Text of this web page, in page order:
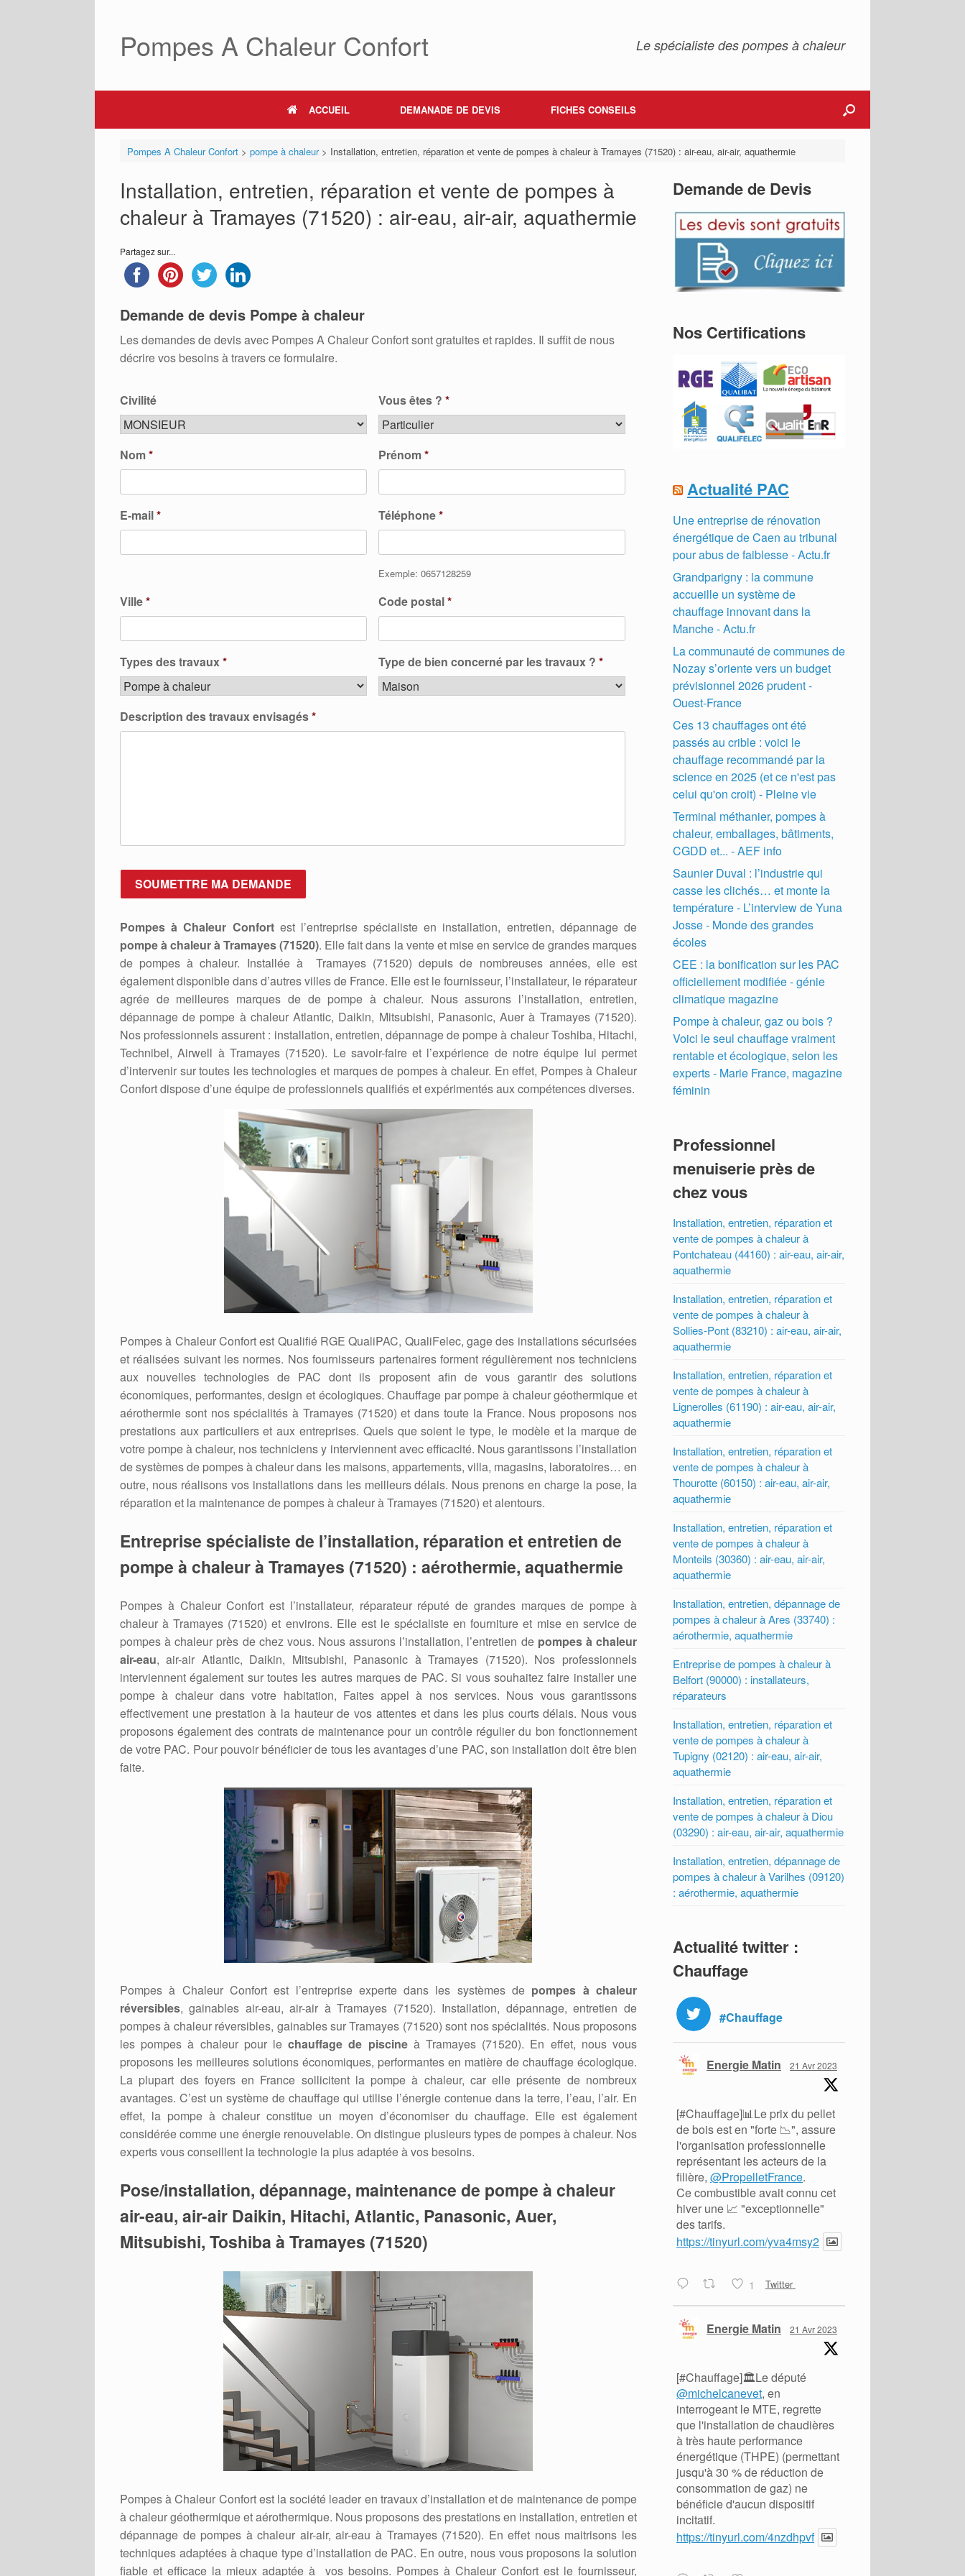
contentPompes A Chaleur Confort Le spécialiste des pompes à chaleur
ACCUEIL DEMANADE DE DEVIS FICHES CONSEILS
Pompes A Chaleur Confort> pompe à chaleur> Installation, entretien, réparation et vente de pompes à chaleur à Tramayes (71520) : air-eau, air-air, aquathermie
Installation, entretien, réparation et vente de pompes à
chaleur à Tramayes (71520) : air-eau, air-air, aquathermie
Partagez sur...
Demande de devis Pompe à chaleur
Les demandes de devis avec Pompes A Chaleur Confort sont gratuites et rapides. Il suffit de nous
décrire vos besoins à travers ce formulaire.
Civilité Vous êtes ? *
Nom* Prénom*
E-mail* Téléphone*
Exemple: 0657128259
Ville* Code postal*
Types des travaux* Type de bien concerné par les travaux ? *
Description des travaux envisagés*
Pompes à Chaleur Confortest l’entreprise spécialiste en installation, entretien, dépannage de
pompe à chaleur à Tramayes (71520). Elle fait dans la vente et mise en service de grandes marques
de pompes à chaleur. Installée à Tramayes (71520) depuis de nombreuses années, elle est
également disponible dans d’autres villes de France. Elle est le fournisseur, l’installateur, le réparateur
agrée de meilleures marques de de pompe à chaleur. Nous assurons l’installation, entretien,
dépannage de pompe à chaleur Atlantic, Daikin, Mitsubishi, Panasonic, Auer à Tramayes (71520).
Nos professionnels assurent : installation, entretien, dépannage de pompe à chaleur Toshiba, Hitachi,
Technibel, Airwell à Tramayes (71520). Le savoir-faire et l’expérience de notre équipe lui permet
d’intervenir sur toutes les technologies et marques de pompes à chaleur. En effet, Pompes à Chaleur
Confort dispose d’une équipe de professionnels qualifiés et expérimentés aux compétences diverses.
Pompes à Chaleur Confort est Qualifié RGE QualiPAC, QualiFelec, gage des installations sécurisées
et réalisées suivant les normes. Nos fournisseurs partenaires forment régulièrement nos techniciens
aux nouvelles technologies de PAC dont ils proposent afin de vous garantir des solutions
économiques, performantes, design et écologiques. Chauffage par pompe à chaleur géothermique et
aérothermie sont nos spécialités à Tramayes (71520) et dans toute la France. Nous proposons nos
prestations aux particuliers et aux entreprises. Quels que soient le type, le modèle et la marque de
votre pompe à chaleur, nos techniciens y interviennent avec efficacité. Nous garantissons l’installation
de systèmes de pompes à chaleur dans les maisons, appartements, villa, magasins, laboratoires… en
outre, nous réalisons vos installations dans les meilleurs délais. Nous prenons en charge la pose, la
réparation et la maintenance de pompes à chaleur à Tramayes (71520) et alentours.
Entreprise spécialiste de l’installation, réparation et entretien de
pompe à chaleur à Tramayes (71520) : aérothermie, aquathermie
Pompes à Chaleur Confort est l’installateur, réparateur réputé de grandes marques de pompe à
chaleur à Tramayes (71520) et environs. Elle est le spécialiste en fourniture et mise en service de
pompes à chaleur près de chez vous. Nous assurons l’installation, l’entretien de pompes à chaleur
air-eau, air-air Atlantic, Daikin, Mitsubishi, Panasonic à Tramayes (71520). Nos professionnels
interviennent également sur toutes les autres marques de PAC. Si vous souhaitez faire installer une
pompe à chaleur dans votre habitation, Faites appel à nos services. Nous vous garantissons
effectivement une prestation à la hauteur de vos attentes et dans les plus courts délais. Nous vous
proposons également des contrats de maintenance pour un contrôle régulier du bon fonctionnement
de votre PAC. Pour pouvoir bénéficier de tous les avantages d’une PAC, son installation doit être bien
faite.
Pompes à Chaleur Confort est l’entreprise experte dans les systèmes de pompes à chaleur
réversibles, gainables air-eau, air-air à Tramayes (71520). Installation, dépannage, entretien de
pompes à chaleur réversibles, gainables sur Tramayes (71520) sont nos spécialités. Nous proposons
les pompes à chaleur pour lechauffage de piscineà Tramayes (71520). En effet, nous vous
proposons les meilleures solutions économiques, performantes en matière de chauffage écologique.
La plupart des foyers en France sollicitent la pompe à chaleur, car elle présente de nombreux
avantages. C’est un système de chauffage qui utilise l’énergie contenue dans la terre, l’eau, l’air. En
effet, la pompe à chaleur constitue un moyen d’économiser du chauffage. Elle est également
considérée comme une énergie renouvelable. On distingue plusieurs types de pompes à chaleur. Nos
experts vous conseillent la technologie la plus adaptée à vos besoins.
Pose/installation, dépannage, maintenance de pompe à chaleur
air-eau, air-air Daikin, Hitachi, Atlantic, Panasonic, Auer,
Mitsubishi, Toshiba à Tramayes (71520)
Pompes à Chaleur Confort est la société leader en travaux d’installation et de maintenance de pompe
à chaleur géothermique et aérothermique. Nous proposons des prestations en installation, entretien et
dépannage de pompes à chaleur air-air, air-eau à Tramayes (71520). En effet nous maitrisons les
techniques adaptées à chaque type d’installation de PAC. En outre, nous vous proposons la solution
fiable et efficace la mieux adaptée à vos besoins. Pompes à Chaleur Confort est le fournisseur,
Demande de Devis
Nos Certifications
Actualité PAC
Une entreprise de rénovation
énergétique de Caen au tribunal
pour abus de faiblesse - Actu.fr
Grandparigny : la commune
accueille un système de
chauffage innovant dans la
Manche - Actu.fr
La communauté de communes de
Nozay s’oriente vers un budget
prévisionnel 2026 prudent -
Ouest-France
Ces 13 chauffages ont été
passés au crible : voici le
chauffage recommandé par la
science en 2025 (et ce n'est pas
celui qu'on croit) - Pleine vie
Terminal méthanier, pompes à
chaleur, emballages, bâtiments,
CGDD et... - AEF info
Saunier Duval : l’industrie qui
casse les clichés… et monte la
température - L’interview de Yuna
Josse - Monde des grandes
écoles
CEE : la bonification sur les PAC
officiellement modifiée - génie
climatique magazine
Pompe à chaleur, gaz ou bois ?
Voici le seul chauffage vraiment
rentable et écologique, selon les
experts - Marie France, magazine
féminin
Professionnel
menuiserie près de
chez vous
Installation, entretien, réparation et
vente de pompes à chaleur à
Pontchateau (44160) : air-eau, air-air,
aquathermie
Installation, entretien, réparation et
vente de pompes à chaleur à
Sollies-Pont (83210) : air-eau, air-air,
aquathermie
Installation, entretien, réparation et
vente de pompes à chaleur à
Lignerolles (61190) : air-eau, air-air,
aquathermie
Installation, entretien, réparation et
vente de pompes à chaleur à
Thourotte (60150) : air-eau, air-air,
aquathermie
Installation, entretien, réparation et
vente de pompes à chaleur à
Monteils (30360) : air-eau, air-air,
aquathermie
Installation, entretien, dépannage de
pompes à chaleur à Ares (33740) :
aérothermie, aquathermie
Entreprise de pompes à chaleur à
Belfort (90000) : installateurs,
réparateurs
Installation, entretien, réparation et
vente de pompes à chaleur à
Tupigny (02120) : air-eau, air-air,
aquathermie
Installation, entretien, réparation et
vente de pompes à chaleur à Diou
(03290) : air-eau, air-air, aquathermie
Installation, entretien, dépannage de
pompes à chaleur à Varilhes (09120)
: aérothermie, aquathermie
Actualité twitter :
Chauffage
#Chauffage
Energie Matin 21 Avr 2023
[#Chauffage]📊Le prix du pellet
de bois est en "forte 📉", assure
l'organisation professionnelle
représentant les acteurs de la
filière,@PropelletFrance.
Ce combustible avait connu cet
hiver une 📈 "exceptionnelle"
des tarifs.
https://tinyurl.com/yva4msy2
1 Twitter
Energie Matin 21 Avr 2023
[#Chauffage]🏛️Le député
@michelcanevet, en
interrogeant le MTE, regrette
que l'installation de chaudières
à très haute performance
énergétique (THPE) (permettant
jusqu'à 30 % de réduction de
consommation de gaz) ne
bénéficie d'aucun dispositif
incitatif.
https://tinyurl.com/4nzdhpvf